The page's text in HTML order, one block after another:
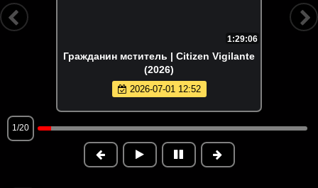
1:29:06
Гражданин мститель | Citizen Vigilante
(2026)
2026-07-01 12:52
1/20